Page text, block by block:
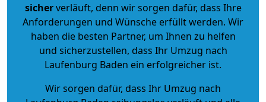
sicherverläuft, denn wir sorgen dafür, dass Ihre
Anforderungen und Wünsche erfüllt werden. Wir
haben die besten Partner, um Ihnen zu helfen
und sicherzustellen, dass Ihr Umzug nach
Laufenburg Baden ein erfolgreicher ist.
Wir sorgen dafür, dass Ihr Umzug nach